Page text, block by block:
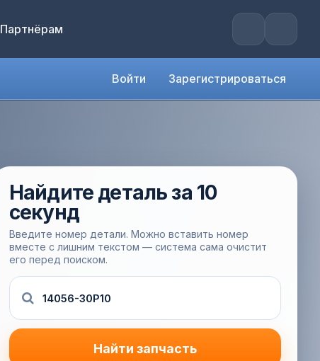
Партнёрам
Войти Зарегистрироваться
Найдите деталь за 10
секунд
Введите номер детали. Можно вставить номер
вместе с лишним текстом — система сама очистит
его перед поиском.
Найти запчасть